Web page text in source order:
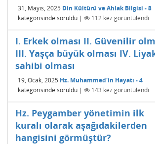
31, Mayıs, 2025 Din Kültürü ve Ahlak Bilgisi - 8
kategorisinde soruldu | 112 kez görüntülendi
I. Erkek olması II. Güvenilir
III. Yaşça büyük olması IV.
sahibi olması
19, Ocak, 2025 Hz. Muhammed'in Hayatı - 4
kategorisinde soruldu | 143 kez görüntülendi
Hz. Peygamber yönetimin ilk
kuralı olarak aşağıdakilerden
hangisini görmüştür?